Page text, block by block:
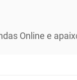
Online e